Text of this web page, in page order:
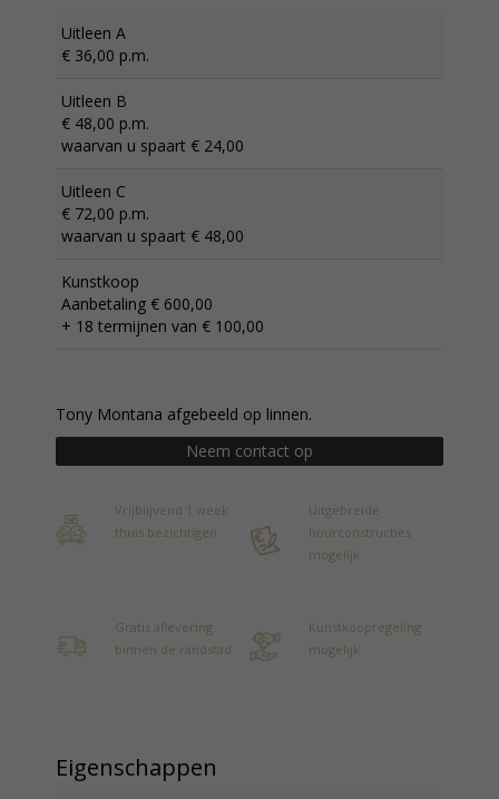
Uitleen A
€ 36,00 p.m.
Uitleen B
€ 48,00 p.m.
waarvan u spaart € 24,00
Uitleen C
€ 72,00 p.m.
waarvan u spaart € 48,00
Kunstkoop
Aanbetaling € 600,00
+ 18 termijnen van € 100,00
Tony Montana afgebeeld op linnen.
Neem contact op
Vrijblijvend 1 week
thuis bezichtigen
Uitgebreide
huurconstructies
mogelijk
Gratis aflevering
binnen de randstad
Kunstkoopregeling
mogelijk
Eigenschappen